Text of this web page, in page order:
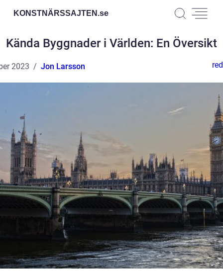
KONSTNÄRSSAJTEN.se
Kända Byggnader i Världen: En Översikt
2023 Jon Larsson